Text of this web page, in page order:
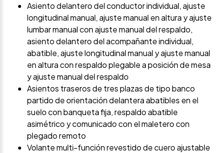
Asiento delantero del conductor individual, ajuste
longitudinal manual, ajuste manual en altura y ajuste
lumbar manual con ajuste manual del respaldo,
asiento delantero del acompañante individual,
abatible, ajuste longitudinal manual y ajuste manual
en altura con respaldo plegable a posición de mesa
y ajuste manual del respaldo
Asientos traseros de tres plazas de tipo banco
partido de orientación delantera abatibles en el
suelo con banqueta fija, respaldo abatible
asimétrico y comunicado con el maletero con
plegado remoto
Volante multi-función revestido de cuero ajustable